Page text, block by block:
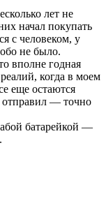
лет не
начал покупать
с человеком, у
не было.
вполне годная
когда в моем
еще остаются
отправил — точно
батарейкой —